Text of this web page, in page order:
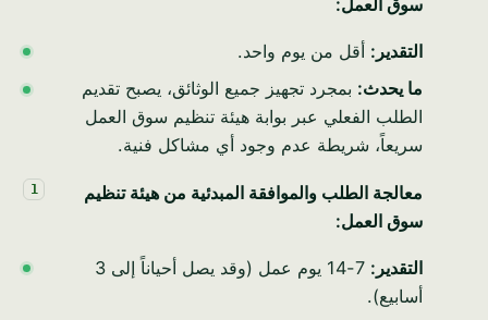
سوق العمل:
التقدير: أقل من يوم واحد.
ما يحدث: بمجرد تجهيز جميع الوثائق، يصبح تقديم
الطلب الفعلي عبر بوابة هيئة تنظيم سوق العمل
سريعاً، شريطة عدم وجود أي مشاكل فنية.
معالجة الطلب والموافقة المبدئية من هيئة تنظيم
سوق العمل:
التقدير:
7-14 يوم عمل (وقد يصل أحياناً إلى 3
أسابيع).